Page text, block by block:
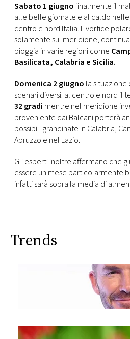
Sabato 1 giugnofinalmente il
alle belle giornate e al caldo
centro e nord Italia. Il vortice
solamente sul meridione,
pioggia in varie regioni come
Basilicata, Calabria e Sicilia.
Domenica 2 giugno la
scenari diversi: al centro e nord il
32 gradi mentre nel meridione
proveniente dai Balcani porterà
possibili grandinate in Calabria,
Abruzzo e nel Lazio.
Gli esperti inoltre affermano che
essere un mese particolarmente
infatti sarà sopra la media di
Trends